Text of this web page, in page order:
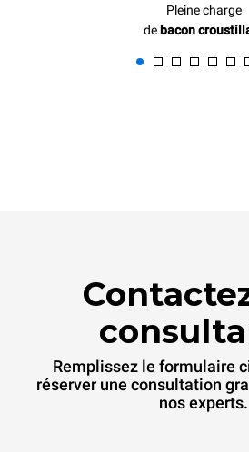
Pleine charge
de bacon
Remplissez le formulaire
réserver une consultation
nos experts.